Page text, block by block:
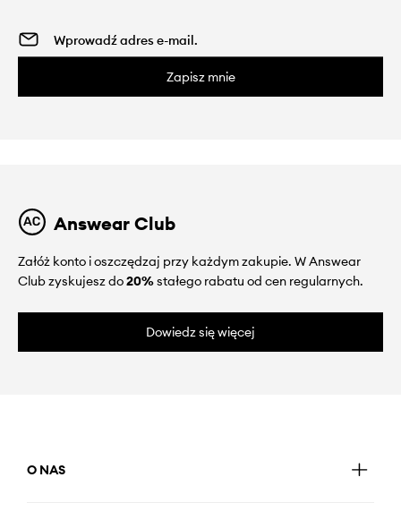
Zapisz mnie
Answear Club
Załóż konto i oszczędzaj przy każdym zakupie. W Answear
Club zyskujesz do20%stałego rabatu od cen regularnych.
Dowiedz się więcej
O NAS